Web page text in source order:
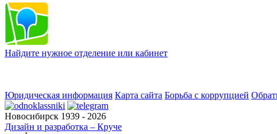
Найдите нужное отделение или кабинет
Юридическая информация Карта сайта Борьба с коррупцией
Новосибирск 1939 - 2026
Дизайн и разработка – Круче